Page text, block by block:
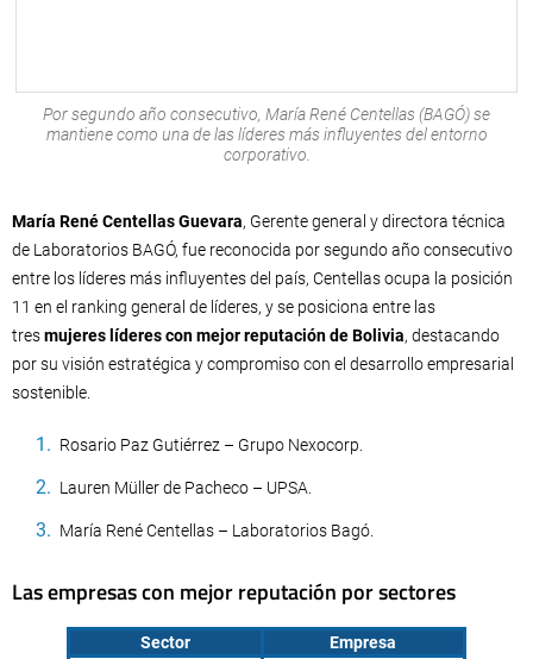
Por segundo año consecutivo, María René Centellas (BAGÓ) se
mantiene como una de las líderes más influyentes del entorno
corporativo.
María René Centellas Guevara, Gerente general y directora técnica
de Laboratorios BAGÓ, fue reconocida por segundo año consecutivo
entre los líderes más influyentes del país, Centellas ocupa la posición
11 en el ranking general de líderes, y se posiciona entre las
tresmujeres líderes con mejor reputación de Bolivia, destacando
por su visión estratégica y compromiso con el desarrollo empresarial
sostenible.
Rosario Paz Gutiérrez – Grupo Nexocorp.
Lauren Müller de Pacheco – UPSA.
María René Centellas – Laboratorios Bagó.
Las empresas con mejor reputación por sectores
Sector
Empresa